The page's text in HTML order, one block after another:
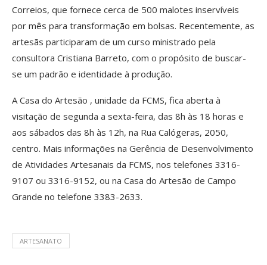
Correios, que fornece cerca de 500 malotes inservíveis
por mês para transformação em bolsas. Recentemente, as
artesãs participaram de um curso ministrado pela
consultora Cristiana Barreto, com o propósito de buscar-
se um padrão e identidade à produção.
A Casa do Artesão , unidade da FCMS, fica aberta à
visitação de segunda a sexta-feira, das 8h às 18 horas e
aos sábados das 8h às 12h, na Rua Calógeras, 2050,
centro. Mais informações na Gerência de Desenvolvimento
de Atividades Artesanais da FCMS, nos telefones 3316-
9107 ou 3316-9152, ou na Casa do Artesão de Campo
Grande no telefone 3383-2633.
ARTESANATO